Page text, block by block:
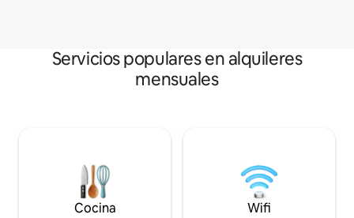
Servicios populares en alquileres
mensuales
Cocina Wifi